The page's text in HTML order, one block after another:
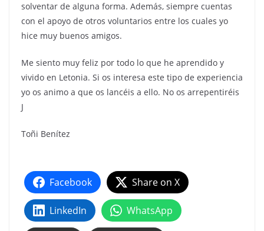
solventar de alguna forma. Además, siempre cuentas
con el apoyo de otros voluntarios entre los cuales yo
hice muy buenos amigos.
Me siento muy feliz por todo lo que he aprendido y
vivido en Letonia. Si os interesa este tipo de experiencia
yo os animo a que os lancéis a ello. No os arrepentiréis
J
Toñi Benítez
Facebook Share on X
LinkedIn WhatsApp